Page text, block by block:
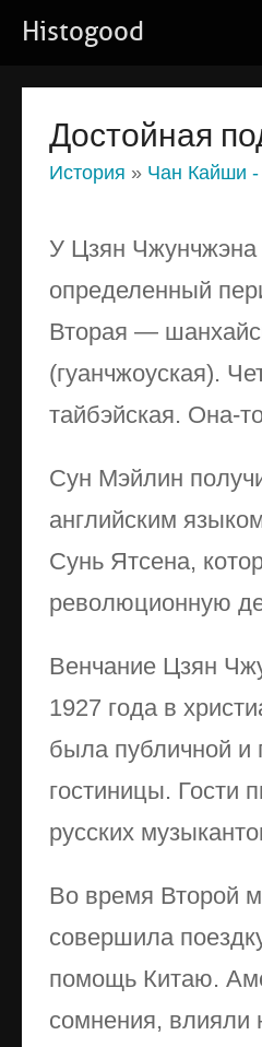
Histogood
Достойная
История » Чан Кайши -
У Цзян
определенный
Вторая —
(гуанчжоуская).
тайбэйская. Она-
Сун Мэйлин
английским
Сунь Ятсена,
революционную
Венчание Цзян
1927 года в
была публичной и
гостиницы. Гости
русских
Во время Второй
совершила
помощь Китаю.
сомнения, влияли